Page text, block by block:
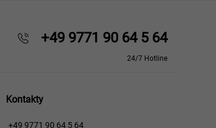
+49 9771 90 64 5 64
24/7 Hotline
Kontakty
+49 9771 90 64 5 64